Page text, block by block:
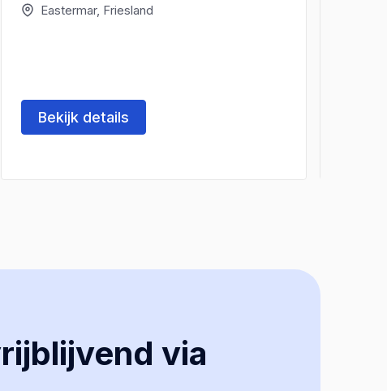
Eastermar, Friesland
Bekijk details
via